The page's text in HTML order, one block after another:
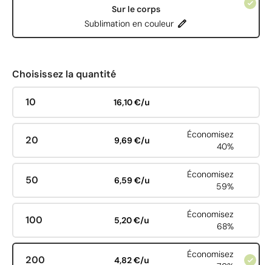
Sur le corps
Sublimation en couleur
Choisissez la quantité
10 16,10 €/u
20 9,69 €/u
Économisez
40%
50 6,59 €/u
Économisez
59%
100 5,20 €/u
Économisez
68%
200 4,82 €/u
Économisez